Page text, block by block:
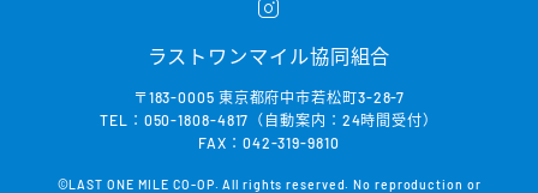
ラストワンマイル協同組合
〒183-0005 東京都府中市若松町3-28-7
TEL：050-1808-4817（自動案内：24時間受付）
FAX：042-319-9810
©LAST ONE MILE CO-OP. All rights reserved. No reproduction or